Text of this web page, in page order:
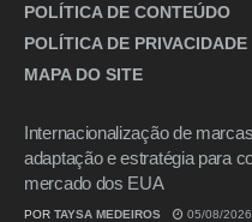
POLÍTICA DE CONTEÚDO
POLÍTICA DE PRIVACIDADE
MAPA DO SITE
Internacionalização de
adaptação e estratégia para
mercado dos EUA
POR TAYSA MEDEIROS 05/08/2026